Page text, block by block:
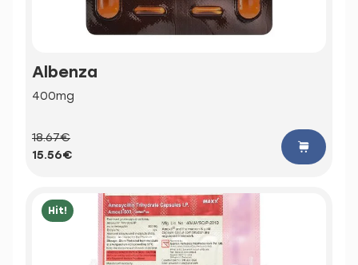
Albenza
400mg
18.67€
15.56€
Hit!